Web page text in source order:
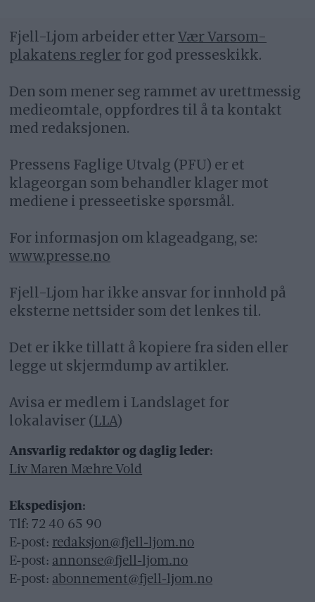
Fjell-Ljom arbeider etterVær Varsom-
plakatens regler for god presseskikk.
Den som mener seg rammet av urettmessig
medieomtale, oppfordres til å ta kontakt
med redaksjonen.
Pressens Faglige Utvalg (PFU) er et
klageorgan som behandler klager mot
mediene i presseetiske spørsmål.
For informasjon om klageadgang, se:
www.presse.no
Fjell-Ljom har ikke ansvar for innhold på
eksterne nettsider som det lenkes til.
Det er ikke tillatt å kopiere fra siden eller
legge ut skjermdump av artikler.
Avisa er medlem i Landslaget for
lokalaviser (LLA)
Ansvarlig redaktør og daglig leder:
Liv Maren Mæhre Vold
Ekspedisjon:
Tlf: 72 40 65 90
E-post: redaksjon@fjell-ljom.no
E-post: annonse@fjell-ljom.no
E-post: abonnement@fjell-ljom.no